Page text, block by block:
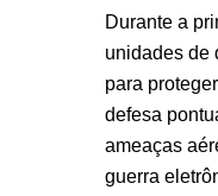
Durante a
unidades de
para
defesa
ameaças
guerra